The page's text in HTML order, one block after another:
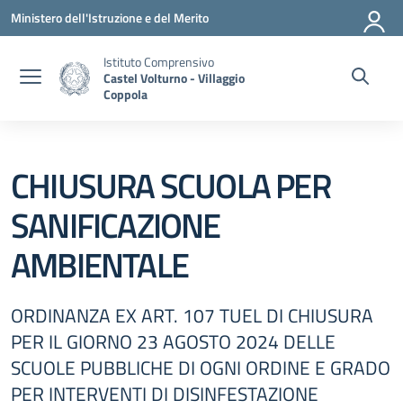
Vai ai contenuti
Vai al menu di navigazione
Vai al footer
Ministero dell'Istruzione e del Merito
Istituto Comprensivo
Castel Volturno - Villaggio
Coppola
CHIUSURA SCUOLA PER
SANIFICAZIONE
AMBIENTALE
ORDINANZA EX ART. 107 TUEL DI CHIUSURA
PER IL GIORNO 23 AGOSTO 2024 DELLE
SCUOLE PUBBLICHE DI OGNI ORDINE E GRADO
PER INTERVENTI DI DISINFESTAZIONE